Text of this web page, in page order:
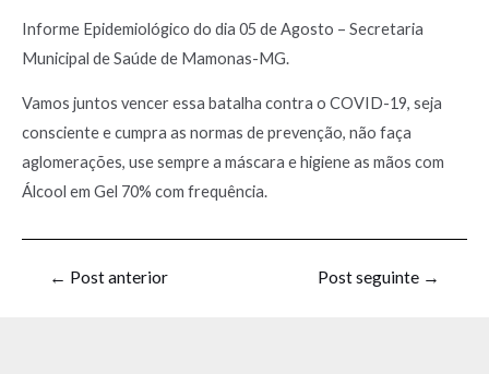
Informe Epidemiológico do dia 05 de Agosto – Secretaria
Municipal de Saúde de Mamonas-MG.
Vamos juntos vencer essa batalha contra o COVID-19, seja
consciente e cumpra as normas de prevenção, não faça
aglomerações, use sempre a máscara e higiene as mãos com
Álcool em Gel 70% com frequência.
← Post anterior Post seguinte →